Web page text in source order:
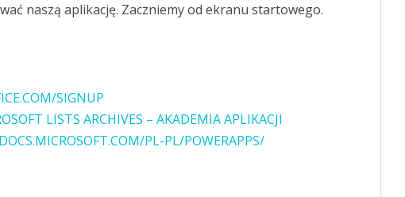
naszą aplikację. Zaczniemy od ekranu startowego.
SIGNUP
LISTS ARCHIVES – AKADEMIA APLIKACJI
PL-PL/POWERAPPS/